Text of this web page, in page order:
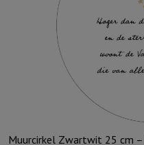
Muurcirkel Zwartwit 25 cm